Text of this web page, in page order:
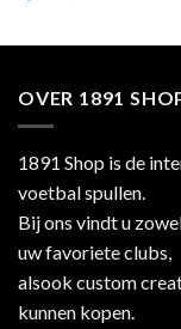
OVER 1891
1891 Shop is de
voetbal spullen.
Bij ons vindt u
uw favoriete clubs,
alsook custom
kunnen kopen.